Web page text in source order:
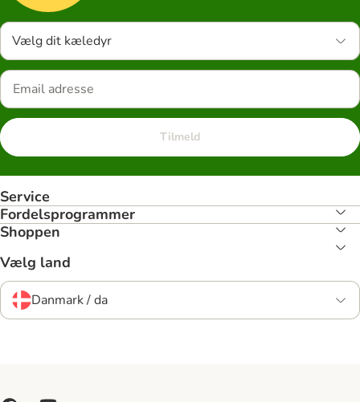
Vælg dit kæledyr
Tilmeld
Service
Fordelsprogrammer
Shoppen
Vælg land
Danmark / da